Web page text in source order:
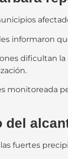
informaron
dificultan
monitoreada
del
fuertes